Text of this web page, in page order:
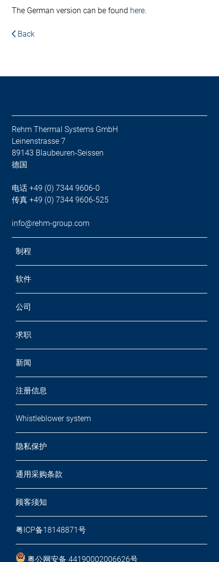
The German version can be found here.
Back
Rehm Thermal Systems GmbH
Leinenstrasse 7
89143 Blaubeuren-Seissen
德国
电话 +49 (0) 7344 9606-0
传真 +49 (0) 7344 9606-525
info@rehm-group.com
制程
软件
公司
求职
新闻
注册信息
Whistleblower system
隐私保护
通用采购条款
顾客须知
粤ICP备18148871号
粤公网安备 44190002006626号